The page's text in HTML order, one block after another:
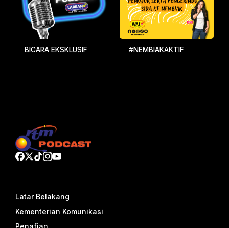
BICARA EKSKLUSIF #NEMBIAKAKTIF
Latar Belakang
Kementerian Komunikasi